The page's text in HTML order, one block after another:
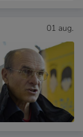
01 aug.